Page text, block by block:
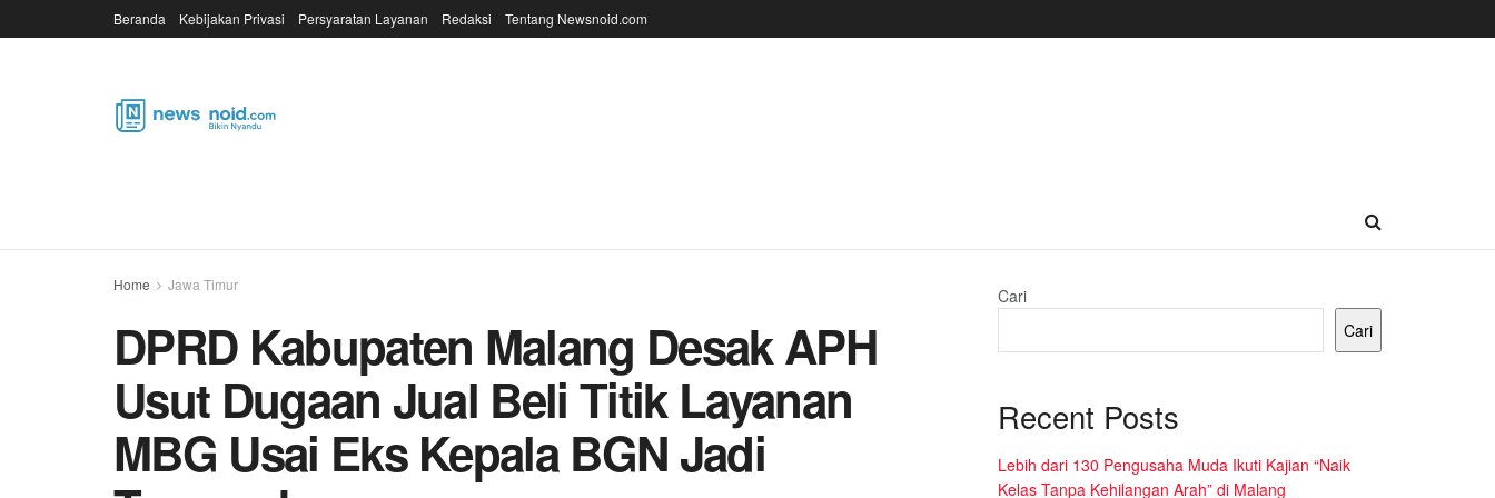
Beranda Kebijakan Privasi Persyaratan Layanan Redaksi Tentang Newsnoid.com
Home Jawa Timur
DPRD Kabupaten Malang Desak APH
Usut Dugaan Jual Beli Titik Layanan
MBG Usai Eks Kepala BGN Jadi
Cari
Cari
Recent Posts
Lebih dari 130 Pengusaha Muda Ikuti Kajian “Naik
Kelas Tanpa Kehilangan Arah” di Malang